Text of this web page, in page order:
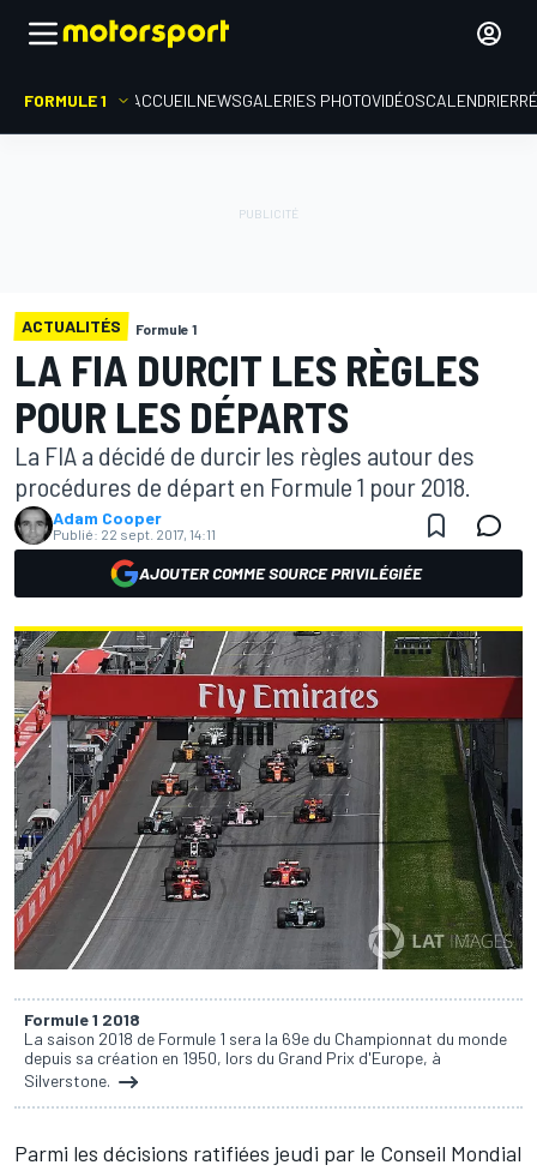
FORMULE 1 ACCUEIL NEWSGALERIES PHOTOVIDÉOSCALENDRIER
ACTUALITÉS Formule 1
LA FIA DURCIT LES RÈGLES
POUR LES DÉPARTS
La FIA a décidé de durcir les règles autour des
procédures de départ en Formule 1 pour 2018.
Adam Cooper
Publié: 22 sept. 2017, 14:11
AJOUTER COMME SOURCE PRIVILÉGIÉE
Formule 1 2018
La saison 2018 de Formule 1 sera la 69e du Championnat du monde
depuis sa création en 1950, lors du Grand Prix d'Europe, à
Silverstone.
Parmi les décisions ratifiées jeudi par le Conseil Mondial